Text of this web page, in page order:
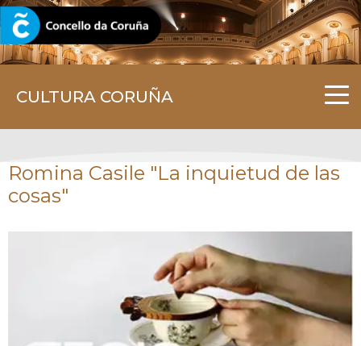
CULTURA CORUÑA
CORUNA.GAL
Romina Casile "La inquietud de las
cosas"